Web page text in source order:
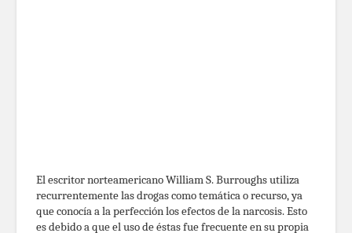
El escritor norteamericano William S. Burroughs utiliza
recurrentemente las drogas como temática o recurso, ya
que conocía a la perfección los efectos de la narcosis. Esto
es debido a que el uso de éstas fue frecuente en su propia